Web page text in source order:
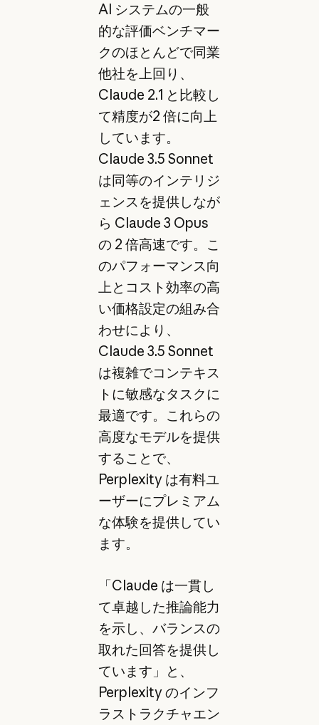
AI システムの一般
的な評価ベンチマー
クのほとんどで同業
他社を上回り、
Claude 2.1 と比較し
て精度が2 倍に向上
しています。
Claude 3.5 Sonnet
は同等のインテリジ
ェンスを提供しなが
ら Claude 3 Opus
の 2 倍高速です。こ
のパフォーマンス向
上とコスト効率の高
い価格設定の組み合
わせにより、
Claude 3.5 Sonnet
は複雑でコンテキス
トに敏感なタスクに
最適です。これらの
高度なモデルを提供
することで、
Perplexity は有料ユ
ーザーにプレミアム
な体験を提供してい
ます。
「Claude は一貫し
て卓越した推論能力
を示し、バランスの
取れた回答を提供し
ています」と、
Perplexity のインフ
ラストラクチャエン